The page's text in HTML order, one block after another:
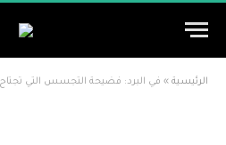
الرئيسية » في البرد: فضيحة التجسس التي تجتاح